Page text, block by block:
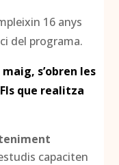
16 anys
del programa.
s’obren les
que realitza
capaciten